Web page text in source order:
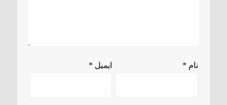
نام * ایمیل *